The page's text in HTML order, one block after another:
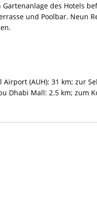
des Hotels
und Poolbar. Neun
(AUH): 31 km; zur
Dhabi Mall: 2.5 km; zum